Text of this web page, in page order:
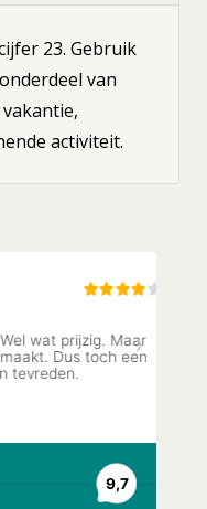
23. Gebruik
van
activiteit.